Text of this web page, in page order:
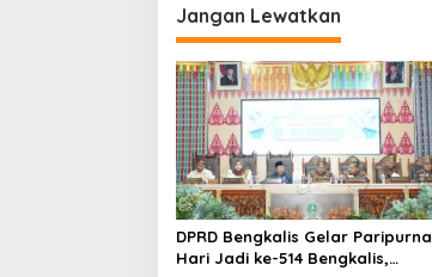
i
g
a
s
i
p
o
s
Jangan Lewatkan
DPRD Bengkalis Gelar Paripurna
Hari Jadi ke-514 Bengkalis,